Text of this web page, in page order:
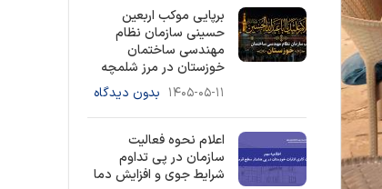
برپایی موکب اربعین
حسینی سازمان نظام
مهندسی ساختمان
خوزستان در مرز شلمچه
۱۴۰۵-۰۵-۱۱ بدون دیدگاه
اعلام نحوه فعالیت
سازمان در پی تداوم
شرایط جوی و افزایش دما